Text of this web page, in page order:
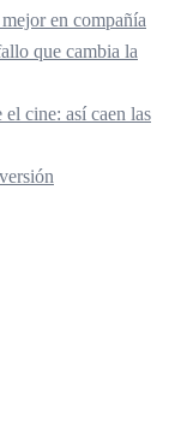
en compañía
que cambia la
cine: así caen las